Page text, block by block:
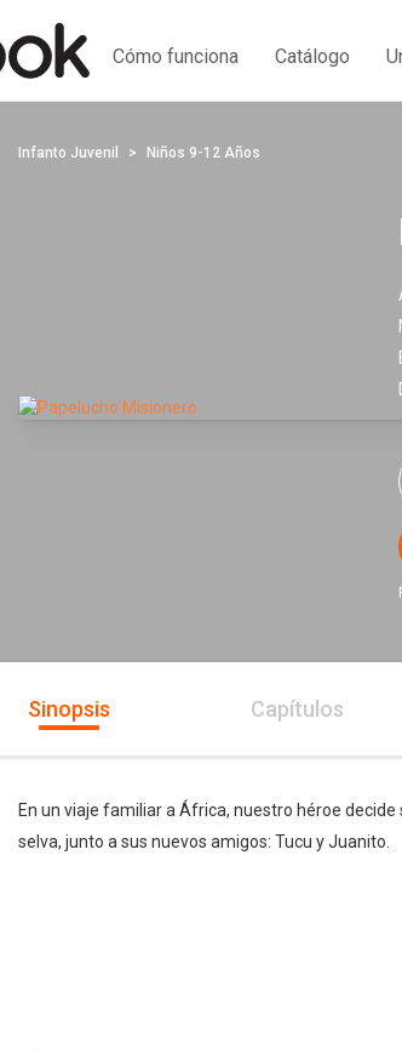
Cómo funciona Catálogo
Infanto Juvenil Niños 9-12 Años
Sinopsis Capítulos
En un viaje familiar a África, nuestro héroe
selva, junto a sus nuevos amigos: Tucu y Juanito.